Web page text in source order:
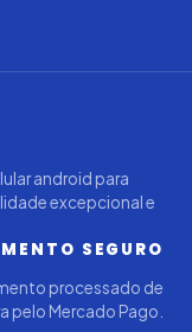
android para
excepcional e
SEGURO
processado de
pelo Mercado Pago.